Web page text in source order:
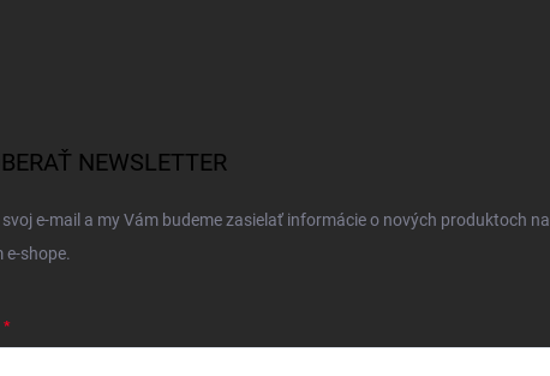
NEWSLETTER
e-mail a my Vám budeme zasielať informácie o nových produktoch na
e-shope.